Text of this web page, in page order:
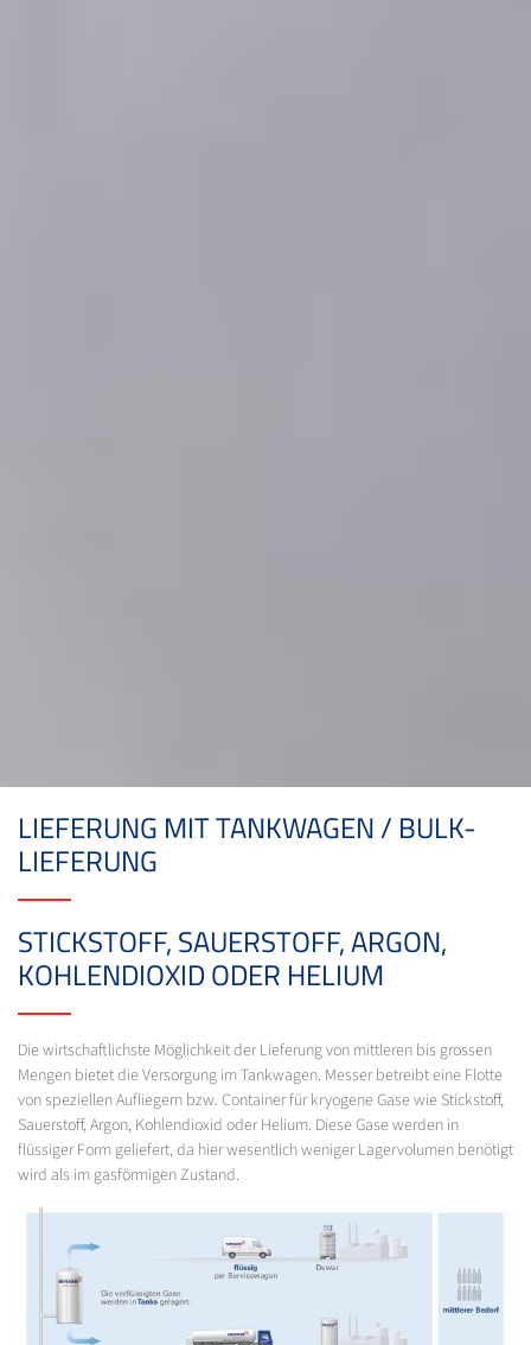
LIEFERUNG MIT TANKWAGEN / BULK-
LIEFERUNG
STICKSTOFF, SAUERSTOFF, ARGON,
KOHLENDIOXID ODER HELIUM
Die wirtschaftlichste Möglichkeit der Lieferung von mittleren bis grossen
Mengen bietet die Versorgung im Tankwagen. Messer betreibt eine Flotte
von speziellen Aufliegern bzw. Container für kryogene Gase wie Stickstoff,
Sauerstoff, Argon, Kohlendioxid oder Helium. Diese Gase werden in
flüssiger Form geliefert, da hier wesentlich weniger Lagervolumen benötigt
wird als im gasförmigen Zustand.